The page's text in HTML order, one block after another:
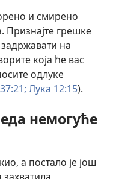
и смирено
Признајте грешке
на
која ће вас
одлуке
Лука 12:15).
немогуће
а постало је још
захватила